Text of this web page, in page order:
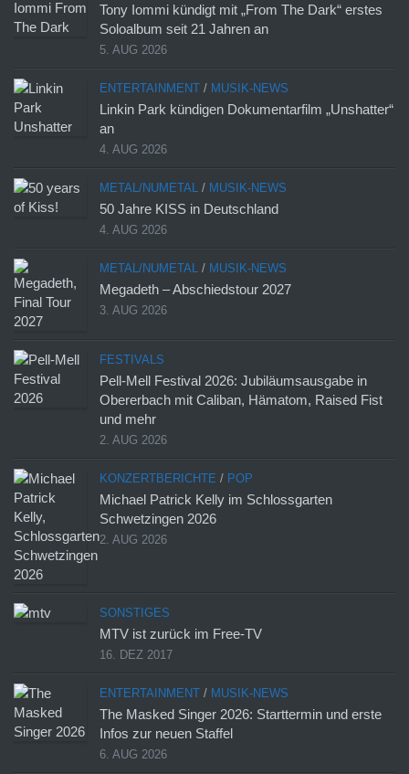
Tony Iommi kündigt mit „From The Dark“ erstes
Soloalbum seit 21 Jahren an
5. AUG 2026
ENTERTAINMENT / MUSIK-NEWS
Linkin Park kündigen Dokumentarfilm „Unshatter“
an
4. AUG 2026
METAL/NUMETAL / MUSIK-NEWS
50 Jahre KISS in Deutschland
4. AUG 2026
METAL/NUMETAL / MUSIK-NEWS
Megadeth – Abschiedstour 2027
3. AUG 2026
FESTIVALS
Pell-Mell Festival 2026: Jubiläumsausgabe in
Obererbach mit Caliban, Hämatom, Raised Fist
und mehr
2. AUG 2026
KONZERTBERICHTE / POP
Michael Patrick Kelly im Schlossgarten
Schwetzingen 2026
2. AUG 2026
SONSTIGES
MTV ist zurück im Free-TV
16. DEZ 2017
ENTERTAINMENT / MUSIK-NEWS
The Masked Singer 2026: Starttermin und erste
Infos zur neuen Staffel
6. AUG 2026